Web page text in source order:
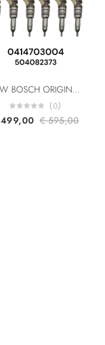
NEW BOSCH ORIGINAL 0414703004 504082373 504287069 504132378 Astra HD9/HHD9 Iveco Stralis Iveco Trakker Unit Injector Euro 5
(0)
499,00 €595,00